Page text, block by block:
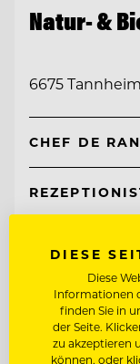
Natur- &
6675
CHEF DE
Entdecke alle
DIESE
Diese
Informationen
finden Sie in
der Seite.
zu akzeptieren
können, oder